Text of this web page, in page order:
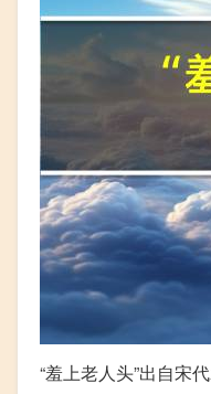
“羞上老人头”出自宋